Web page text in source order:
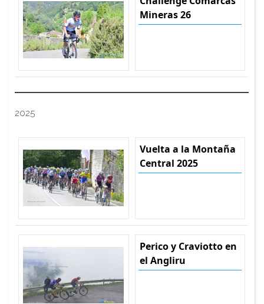
Mineras 26
2025
Vuelta a la Montaña
Central 2025
Perico y Craviotto en
el Angliru